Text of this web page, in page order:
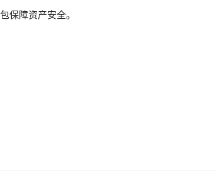
保障资产安全。